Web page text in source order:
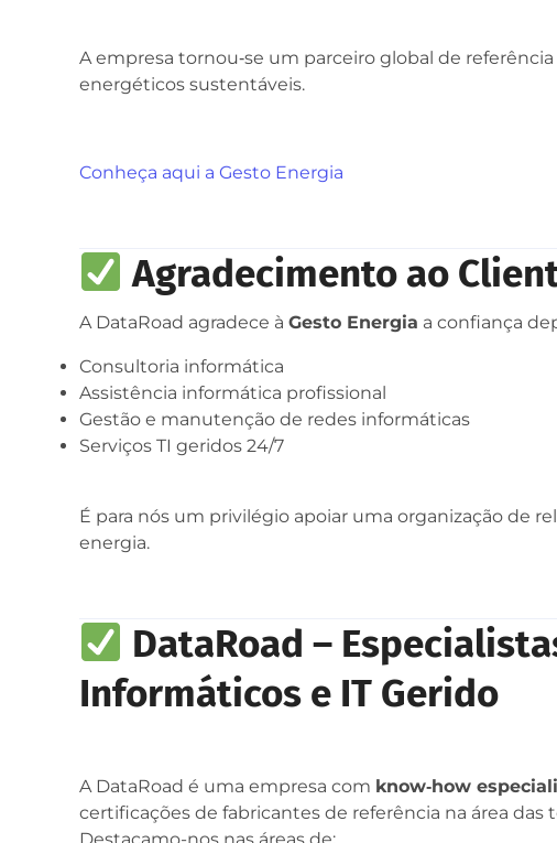
A empresa tornou‑se um parceiro global de
energéticos sustentáveis.
Conheça aqui a Gesto Energia
Agradecimento ao
A DataRoad agradece à Gesto Energia a confiança
Consultoria informática
Assistência informática profissional
Gestão e manutenção de redes informáticas
Serviços TI geridos 24/7
É para nós um privilégio apoiar uma organização de
energia.
DataRoad –
Informáticos e IT Gerido
A DataRoad é uma empresa com know‑how
certificações de fabricantes de referência na área das